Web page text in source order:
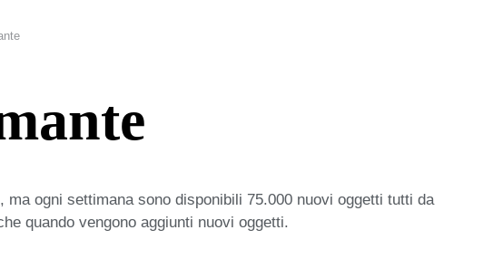
ogni settimana sono disponibili 75.000 nuovi oggetti tutti da
quando vengono aggiunti nuovi oggetti.